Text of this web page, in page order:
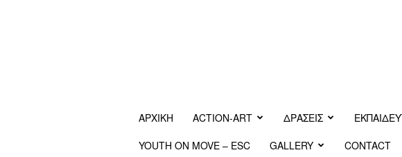
ΑΡΧΙΚΗ ACTION-ART ΔΡΆΣΕΙΣ
YOUTH ON MOVE – ESC
GALLERY CONTACT